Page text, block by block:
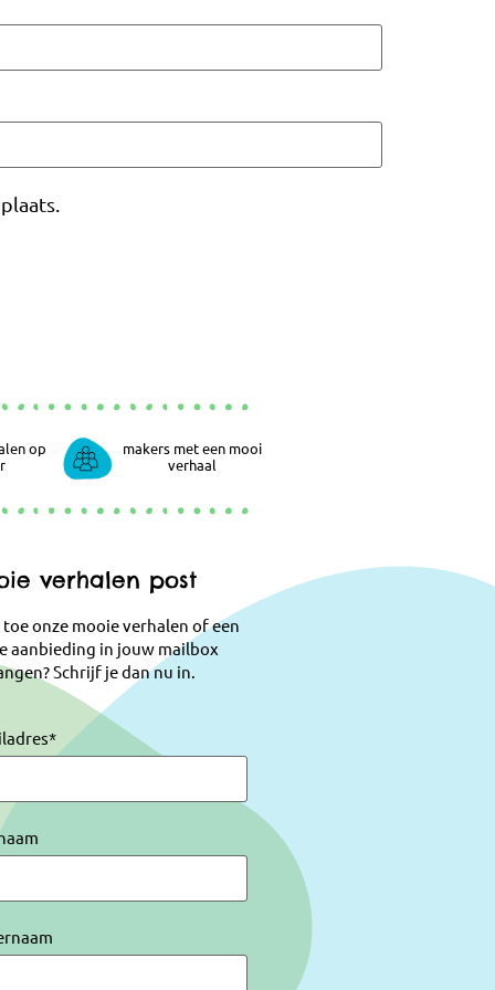
op
makers met een mooi
verhaal
verhalen post
onze mooie verhalen of een
aanbieding in jouw mailbox
Schrijf je dan nu in.
*